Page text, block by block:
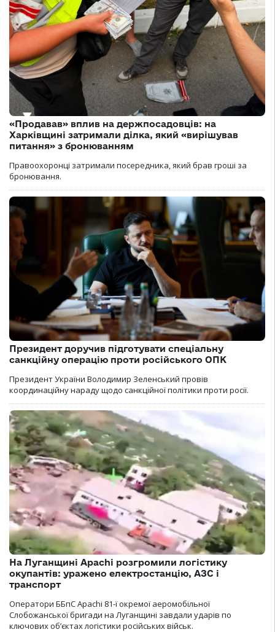
«Продавав» вплив на держпосадовців: на
Харківщині затримали ділка, який «вирішував
питання» з бронюванням
Правоохоронці затримали посередника, який брав гроші за
бронювання.
Президент доручив підготувати спеціальну
санкційну операцію проти російського ОПК
Президент України Володимир Зеленський провів
координаційну нараду щодо санкційної політики проти росії.
На Луганщині Apachi розгромили логістику
окупантів: уражено електростанцію, АЗС і
транспорт
Оператори ББпС Apachi 81-ї окремої аеромобільної
Слобожанської бригади на Луганщині завдали ударів по
ключових об’єктах логістики російських військ.